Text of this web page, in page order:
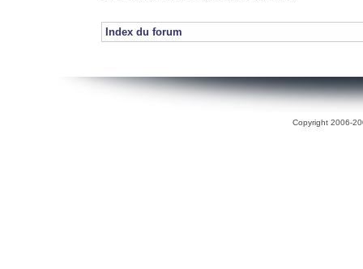
Index du forum
Copyright 2006-